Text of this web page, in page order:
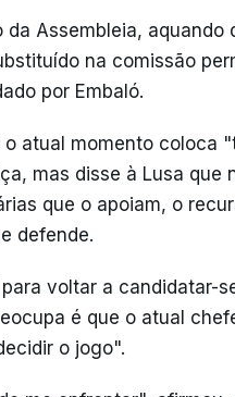
Assembleia, aquando
na comissão
por Embaló.
o atual momento coloca
mas disse à Lusa que
que o apoiam, o
defende.
voltar a candidatar-
é que o atual
o jogo".